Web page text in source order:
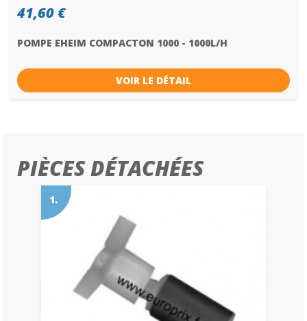
41,60 €
POMPE EHEIM COMPACTON 1000 - 1000L/H
VOIR LE DÉTAIL
PIÈCES DÉTACHÉES
1.